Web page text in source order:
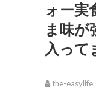
ォー実
ま味が
入って
the-easylife